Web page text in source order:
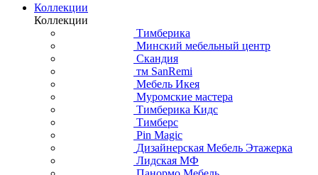
Коллекции
Коллекции
Тимберика
Минский мебельный центр
Скандия
тм SanRemi
Мебель Икея
Муромские мастера
Тимберика Кидс
Тимберс
Pin Magic
Дизайнерская Мебель Этажерка
Лидская МФ